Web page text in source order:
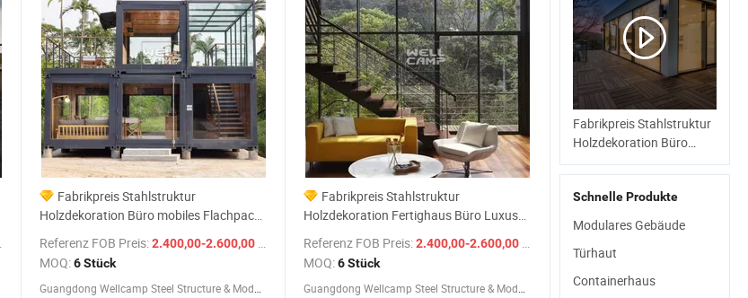
/ Stück
Fabrikpreis Stahlstruktur
Holzdekoration Büro mobiles Flachpack-
Containerhaus
Referenz FOB Preis:2.400,00-2.600,00 $
/ Stück
MOQ:6 Stück
Fabrikpreis Stahlstruktur
Holzdekoration Fertighaus Büro Luxus
Containerhaus
Referenz FOB Preis:2.400,00-2.600,00 $
/ Stück
MOQ:6 Stück
Fabrikpreis Stahlstruktur
Holzdekoration Büro
mobiles Flachpack-
Containerhaus
Schnelle Produkte
Modulares Gebäude
Türhaut
Containerhaus